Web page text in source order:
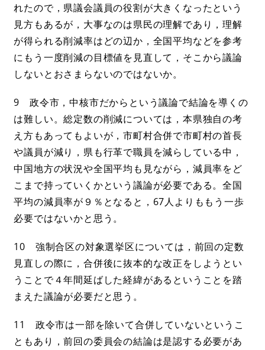
れたので，県議会議員の役割が大きくなったという
見方もあるが，大事なのは県民の理解であり，理解
が得られる削減率はどの辺か，全国平均などを参考
にもう一度削減の目標値を見直して，そこから議論
しないとおさまらないのではないか。
9 政令市，中核市だからという議論で結論を導くの
は難しい。総定数の削減については，本県独自の考
え方もあってもよいが，市町村合併で市町村の首長
や議員が減り，県も行革で職員を減らしている中，
中国地方の状況や全国平均も見ながら，減員率をど
こまで持っていくかという議論が必要である。全国
平均の減員率が９％となると，67人よりももう一歩
必要ではないかと思う。
10 強制合区の対象選挙区については，前回の定数
見直しの際に，合併後に抜本的な改正をしようとい
うことで４年間延ばした経緯があるということを踏
まえた議論が必要だと思う。
11 政令市は一部を除いて合併していないというこ
ともあり，前回の委員会の結論は是認する必要があ